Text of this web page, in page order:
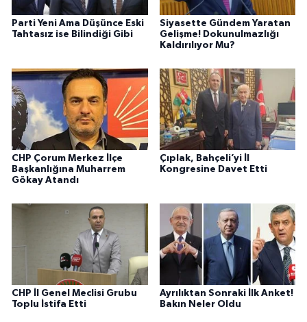
Parti Yeni Ama Düşünce Eski
Tahtasız ise Bilindiği Gibi
Siyasette Gündem Yaratan
Gelişme! Dokunulmazlığı
Kaldırılıyor Mu?
CHP Çorum Merkez İlçe
Başkanlığına Muharrem
Gökay Atandı
Çıplak, Bahçeli’yi İl
Kongresine Davet Etti
CHP İl Genel Meclisi Grubu
Toplu İstifa Etti
Ayrılıktan Sonraki İlk Anket!
Bakın Neler Oldu